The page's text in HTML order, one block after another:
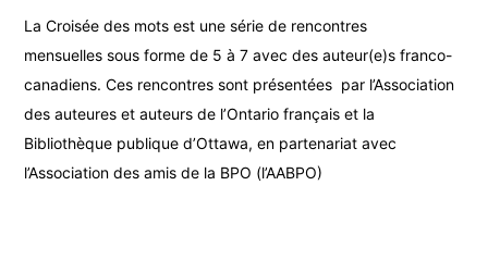
La Croisée des mots est une série de rencontres
mensuelles sous forme de 5 à 7 avec des auteur(e)s franco-
canadiens. Ces rencontres sont présentées par l’Association
des auteures et auteurs de l’Ontario français et la
Bibliothèque publique d’Ottawa, en partenariat avec
l’Association des amis de la BPO (l’AABPO)